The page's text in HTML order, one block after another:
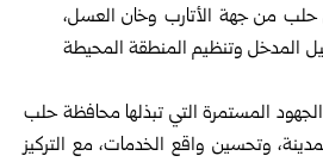
حلب من جهة الأتارب وخان العسل،
المدخل وتنظيم المنطقة المحيطة
المستمرة التي تبذلها محافظة حلب
وتحسين واقع الخدمات، مع التركيز